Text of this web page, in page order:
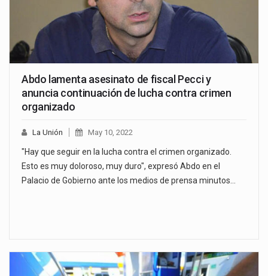
Abdo lamenta asesinato de fiscal Pecci y
anuncia continuación de lucha contra crimen
organizado
La Unión May 10, 2022
"Hay que seguir en la lucha contra el crimen organizado.
Esto es muy doloroso, muy duro", expresó Abdo en el
Palacio de Gobierno ante los medios de prensa minutos…